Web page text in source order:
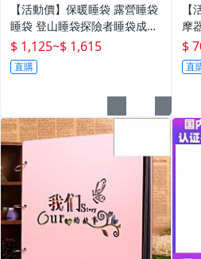
【活動價】保暖睡袋 露營睡袋
睡袋 登山睡袋探險者睡袋成人
冬季加厚防寒加大戶外露營大
人抗寒四季通用款保暖
$ 1,125~$ 1,615
直購
摩
深
揉
腳
$
直